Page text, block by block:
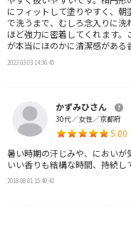
にフィットして塗りやすく、朝
で洗うまで、むしろ念入りに洗
ほど強力に密着してくれます。
が本当にほのかに清潔感がある
2023.03.03 14:36:45
かずみひさん
30代／女性／京都府
5.00
暑い時期の汗じみや、においが
いい香りも結構な時間、持続し
2018.08.01 15:40:42